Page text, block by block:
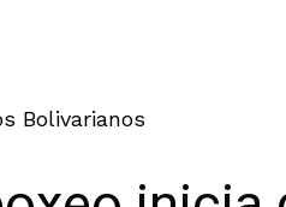
Bolivarianos